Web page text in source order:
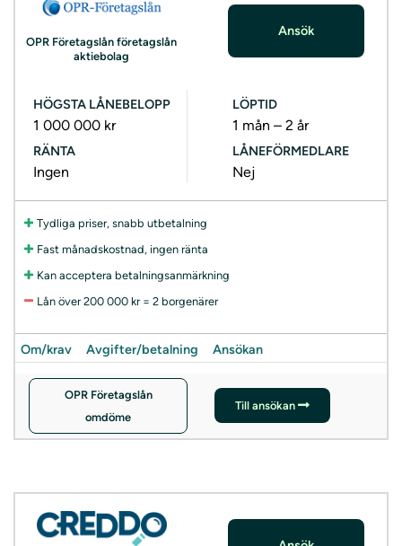
OPR Företagslån företagslån
aktiebolag
Ansök
HÖGSTA LÅNEBELOPP
1 000 000 kr
LÖPTID
1 mån – 2 år
RÄNTA
Ingen
LÅNEFÖRMEDLARE
Nej
Tydliga priser, snabb utbetalning
Fast månadskostnad, ingen ränta
Kan acceptera betalningsanmärkning
Lån över 200 000 kr = 2 borgenärer
Om/krav Avgifter/betalning Ansökan
OPR Företagslån
omdöme
Till ansökan